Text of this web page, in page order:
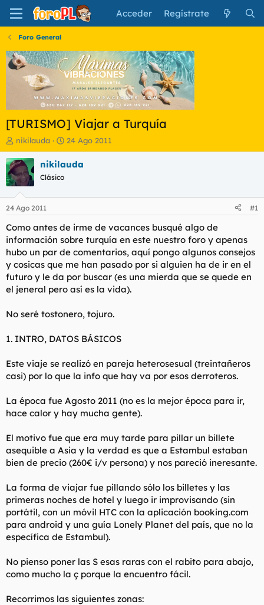
Acceder Regístrate
Foro General
[TURISMO] Viajar a Turquía
I
n
i
c
i
a
d
o
r
d
e
l
t
e
m
nikilauda
F
e
c
i
n
c
i
o
24 Ago 2011
nikilauda
Clásico
24 Ago 2011 #1
Como antes de irme de vacances busqué algo de
información sobre turquía en este nuestro foro y apenas
hubo un par de comentarios, aquí pongo algunos consejos
y cosicas que me han pasado por si alguien ha de ir en el
futuro y le da por buscar (es una mierda que se quede en
el jeneral pero así es la vida).
No seré tostonero, tojuro.
1. INTRO, DATOS BÁSICOS
Este viaje se realizó en pareja heterosesual (treintañeros
casi) por lo que la info que hay va por esos derroteros.
La época fue Agosto 2011 (no es la mejor época para ir,
hace calor y hay mucha gente).
El motivo fue que era muy tarde para pillar un billete
asequible a Asia y la verdad es que a Estambul estaban
bien de precio (260€ i/v persona) y nos pareció ineresante.
La forma de viajar fue pillando sólo los billetes y las
primeras noches de hotel y luego ir improvisando (sin
portátil, con un móvil HTC con la aplicación booking.com
para android y una guía Lonely Planet del país, que no la
específica de Estambul).
No pienso poner las S esas raras con el rabito para abajo,
como mucho la ç porque la encuentro fácil.
Recorrimos las siguientes zonas: